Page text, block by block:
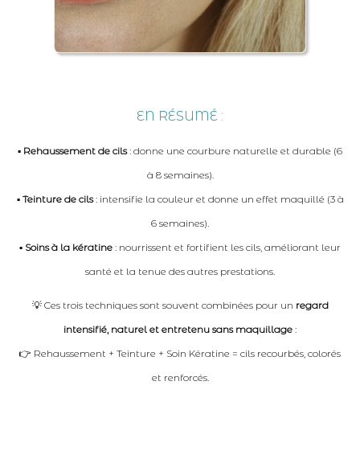
EN RÉSUMÉ :
▪ Rehaussement de cils: donne une courbure naturelle et durable (6
à 8 semaines).
▪ Teinture de cils: intensifie la couleur et donne un effet maquillé (3 à
6 semaines).
▪ Soins à la kératine : nourrissent et fortifient les cils, améliorant leur
santé et la tenue des autres prestations.
💡 Ces trois techniques sont souvent combinées pour un regard
intensifié, naturel et entretenu sans maquillage :
👉 Rehaussement + Teinture + Soin Kératine = cils recourbés, colorés
et renforcés.